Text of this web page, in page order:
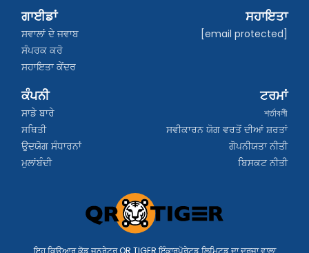
ਗਾਈਡਾਂ
ਸਵਾਲਾਂ ਦੇ ਜਵਾਬ
ਸੰਪਰਕ ਕਰੋ
ਸਹਾਇਤਾ ਕੇਂਦਰ
ਸਹਾਇਤਾ
[email protected]
ਕੰਪਨੀ
ਸਾਡੇ ਬਾਰੇ
ਸਥਿਤੀ
ਉਦਯੋਗ ਸੰਧਾਰਨਾਂ
ਮੁਲਾਂਬੰਦੀ
ਟਰਮਾਂ
শর্তাবলী
ਸਵੀਕਾਰਨ ਯੋਗ ਵਰਤੋਂ ਦੀਆਂ ਸ਼ਰਤਾਂ
ਗੋਪਨੀਯਤਾ ਨੀਤੀ
ਬਿਸਕਟ ਨੀਤੀ